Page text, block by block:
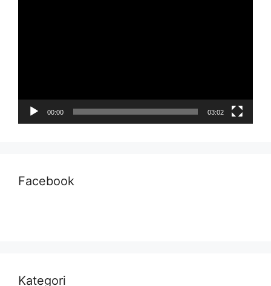
00:00 03:02
Facebook
Kategori